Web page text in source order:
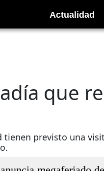
Actualidad
que
tienen previsto una